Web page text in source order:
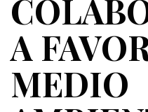
A
MEDIO